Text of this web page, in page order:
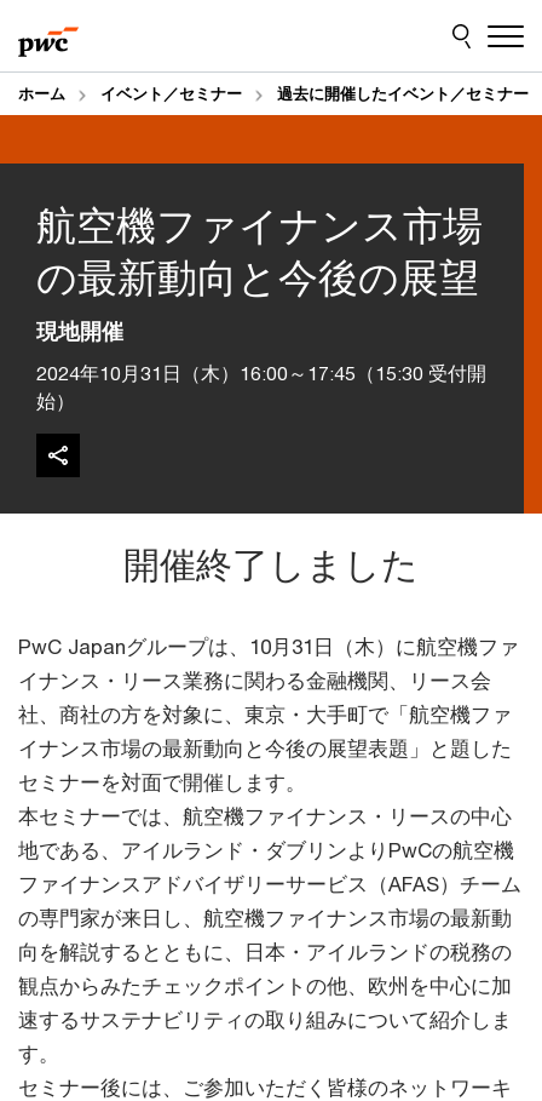
to
content
to
footer
ホーム イベント／セミナー 過去に開催したイベント／セミナー
航空機ファイナンス市場
の最新動向と今後の展望
現地開催
2024年10月31日（木）16:00～17:45（15:30 受付開
始）​
開催終了しました
PwC Japanグループは、10月31日（木）に航空機ファ
イナンス・リース業務に関わる金融機関、リース会
社、商社の方を対象に、東京・大手町で「航空機ファ
イナンス市場の最新動向と今後の展望​表題」と題した
セミナーを対面で開催します。
​本セミナーでは、航空機ファイナンス・リースの中心
地である、アイルランド・ダブリンよりPwCの航空機
ファイナンスアドバイザリーサービス（AFAS）チーム
の専門家が来日し、航空機ファイナンス市場の最新動
向を解説するとともに、日本・アイルランドの税務の
観点からみたチェックポイントの他、欧州を中心に加
速するサステナビリティの取り組みについて紹介しま
す。​
セミナー後には、ご参加いただく皆様のネットワーキ